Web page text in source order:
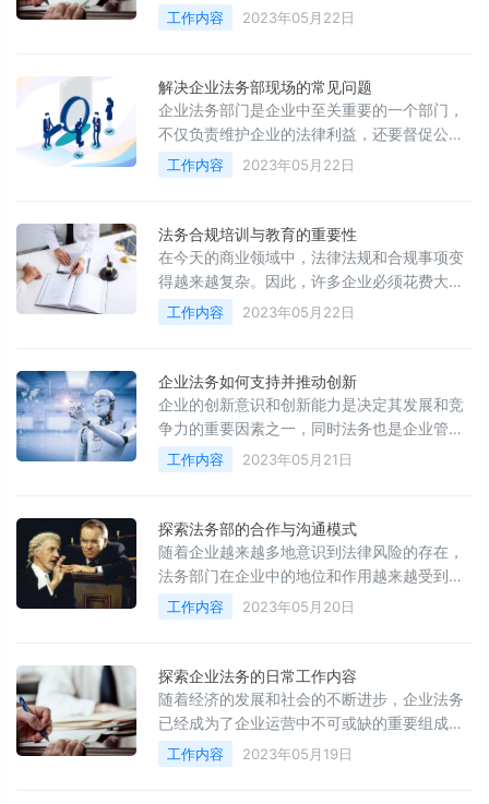
本文中，我们将详细介绍公司法务的职责和日
常工作。
工作内容 2023年05月22日
解决企业法务部现场的常见问题
企业法务部门是企业中至关重要的一个部门，
不仅负责维护企业的法律利益，还要督促公司
各个部门遵守相关法律法规，这是企业的保
障。但是，在实际工作中，企业法务部常常会
的常见问题进行探讨，从而寻找解决方法。
工作内容 2023年05月22日
法务合规培训与教育的重要性
在今天的商业领域中，法律法规和合规事项变
得越来越复杂。因此，许多企业必须花费大量
的时间和金钱来确保其运作符合法律和合规要
求。在这个过程中，法务合规培训和教育变得
法律和合规问题。
工作内容 2023年05月22日
企业法务如何支持并推动创新
企业的创新意识和创新能力是决定其发展和竞
争力的重要因素之一，同时法务也是企业管理
中不可或缺的一部分。如何将企业法务与创新
紧密结合起来，优化法务工作，支持和推动企
工作内容 2023年05月21日
探索法务部的合作与沟通模式
随着企业越来越多地意识到法律风险的存在，
法务部门在企业中的地位和作用越来越受到重
视。作为企业的法律顾问，法务部门需要进行
多种类型的法律协作，以保障企业的利益和权
务部门之间的沟通和协作也变得越来越重要。
因此，建立合适的法务部合作与沟通模式就变
得尤为关键。本文将探讨如何建立有效的法务
部合作与沟通模式
工作内容 2023年05月20日
探索企业法务的日常工作内容
随着经济的发展和社会的不断进步，企业法务
已经成为了企业运营中不可或缺的重要组成部
分。那么，企业法务的日常工作内容是什么？
本文就来为读者们详细地分析和介绍一下。
工作内容 2023年05月19日